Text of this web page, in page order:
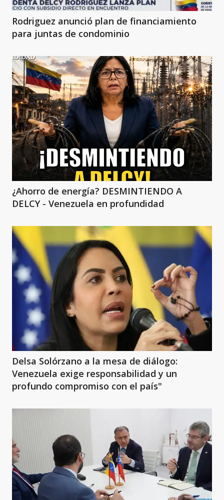
Rodriguez anunció plan de financiamiento
para juntas de condominio
¿Ahorro de energía? DESMINTIENDO A
DELCY - Venezuela en profundidad
Delsa Solórzano a la mesa de diálogo:
Venezuela exige responsabilidad y un
profundo compromiso con el país"